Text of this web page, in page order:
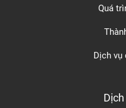
Quá
Dịch vụ